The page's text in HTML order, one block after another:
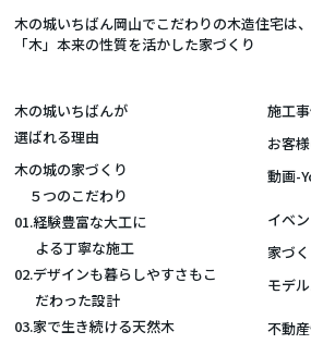
木の城いちばん岡山でこだわりの木造住宅は、
「木」本来の性質を活かした家づくり
木の城いちばんが
選ばれる理由
木の城の家づくり
５つのこだわり
01.経験豊富な大工に
よる丁寧な施工
02.デザインも暮らしやすさもこ
だわった設計
03.家で生き続ける天然木
施工
お客
動画-
イベ
家づ
モデ
不動